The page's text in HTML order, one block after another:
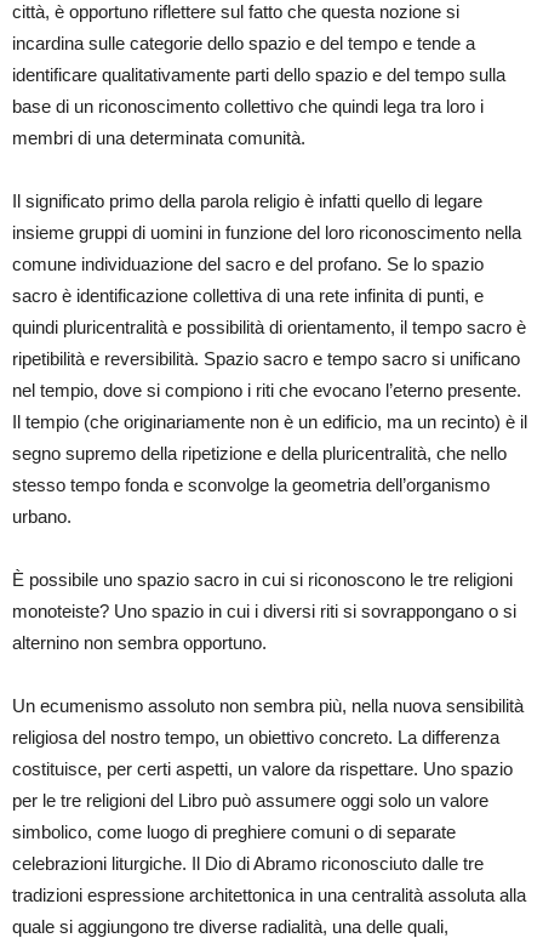
città, è opportuno riflettere sul fatto che questa nozione si
incardina sulle categorie dello spazio e del tempo e tende a
identificare qualitativamente parti dello spazio e del tempo sulla
base di un riconoscimento collettivo che quindi lega tra loro i
membri di una determinata comunità.
Il significato primo della parola religio è infatti quello di legare
insieme gruppi di uomini in funzione del loro riconoscimento nella
comune individuazione del sacro e del profano. Se lo spazio
sacro è identificazione collettiva di una rete infinita di punti, e
quindi pluricentralità e possibilità di orientamento, il tempo sacro è
ripetibilità e reversibilità. Spazio sacro e tempo sacro si unificano
nel tempio, dove si compiono i riti che evocano l’eterno presente.
Il tempio (che originariamente non è un edificio, ma un recinto) è il
segno supremo della ripetizione e della pluricentralità, che nello
stesso tempo fonda e sconvolge la geometria dell’organismo
urbano.
È possibile uno spazio sacro in cui si riconoscono le tre religioni
monoteiste? Uno spazio in cui i diversi riti si sovrappongano o si
alternino non sembra opportuno.
Un ecumenismo assoluto non sembra più, nella nuova sensibilità
religiosa del nostro tempo, un obiettivo concreto. La differenza
costituisce, per certi aspetti, un valore da rispettare. Uno spazio
per le tre religioni del Libro può assumere oggi solo un valore
simbolico, come luogo di preghiere comuni o di separate
celebrazioni liturgiche. Il Dio di Abramo riconosciuto dalle tre
tradizioni espressione architettonica in una centralità assoluta alla
quale si aggiungono tre diverse radialità, una delle quali,